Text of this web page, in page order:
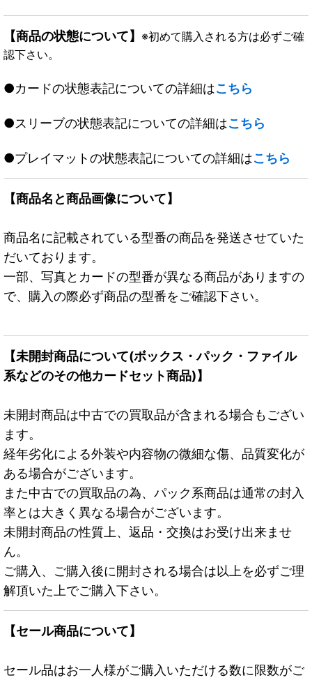
【商品の状態について】 ※初めて購入される方は必ずご確
認下さい。
●カードの状態表記についての詳細はこちら
●スリーブの状態表記についての詳細はこちら
●プレイマットの状態表記についての詳細はこちら
【商品名と商品画像について】
商品名に記載されている型番の商品を発送させていた
だいております。
一部、写真とカードの型番が異なる商品がありますの
で、購入の際必ず商品の型番をご確認下さい。
【未開封商品について(ボックス・パック・ファイル
系などのその他カードセット商品)】
未開封商品は中古での買取品が含まれる場合もござい
ます。
経年劣化による外装や内容物の微細な傷、品質変化が
ある場合がございます。
また中古での買取品の為、パック系商品は通常の封入
率とは大きく異なる場合がございます。
未開封商品の性質上、返品・交換はお受け出来ませ
ん。
ご購入、ご購入後に開封される場合は以上を必ずご理
解頂いた上でご購入下さい。
【セール商品について】
セール品はお一人様がご購入いただける数に限数がご